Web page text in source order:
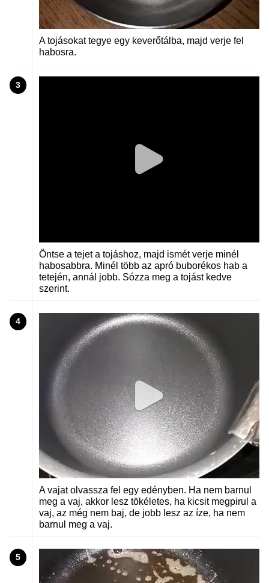
A tojásokat tegye egy keverőtálba, majd verje fel
habosra.
3
Öntse a tejet a tojáshoz, majd ismét verje minél
habosabbra. Minél több az apró buborékos hab a
tetején, annál jobb. Sózza meg a tojást kedve
szerint.
4
A vajat olvassza fel egy edényben. Ha nem barnul
meg a vaj, akkor lesz tökéletes, ha kicsit megpirul a
vaj, az még nem baj, de jobb lesz az íze, ha nem
barnul meg a vaj.
5